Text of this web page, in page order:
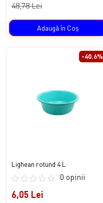
48,78 Lei
Adaugă în Coş
-40.6%
Lighean rotund 4 L
0 opinii
6,05 Lei